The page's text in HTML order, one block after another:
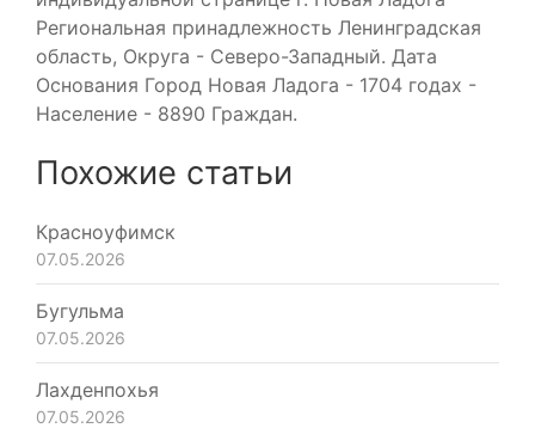
Региональная принадлежность Ленинградская
область, Округа - Северо-Западный. Дата
Основания Город Новая Ладога - 1704 годах -
Население - 8890 Граждан.
Похожие статьи
Красноуфимск
07.05.2026
Бугульма
07.05.2026
Лахденпохья
07.05.2026